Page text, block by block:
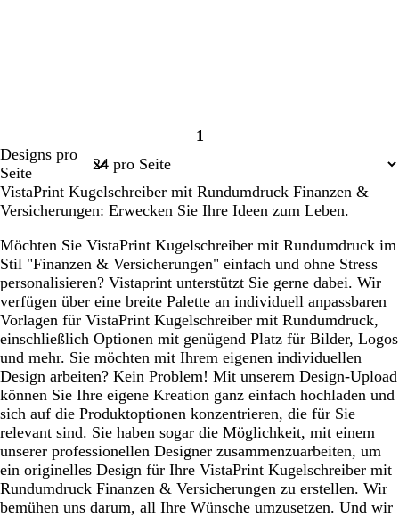
Seite
1
Designs pro
Seite
VistaPrint Kugelschreiber mit Rundumdruck Finanzen &
Versicherungen: Erwecken Sie Ihre Ideen zum Leben.
Möchten Sie VistaPrint Kugelschreiber mit Rundumdruck im
Stil "Finanzen & Versicherungen" einfach und ohne Stress
personalisieren? Vistaprint unterstützt Sie gerne dabei. Wir
verfügen über eine breite Palette an individuell anpassbaren
Vorlagen für VistaPrint Kugelschreiber mit Rundumdruck,
einschließlich Optionen mit genügend Platz für Bilder, Logos
und mehr. Sie möchten mit Ihrem eigenen individuellen
Design arbeiten? Kein Problem! Mit unserem Design-Upload
können Sie Ihre eigene Kreation ganz einfach hochladen und
sich auf die Produktoptionen konzentrieren, die für Sie
relevant sind. Sie haben sogar die Möglichkeit, mit einem
unserer professionellen Designer zusammenzuarbeiten, um
ein originelles Design für Ihre VistaPrint Kugelschreiber mit
Rundumdruck Finanzen & Versicherungen zu erstellen. Wir
bemühen uns darum, all Ihre Wünsche umzusetzen. Und wir